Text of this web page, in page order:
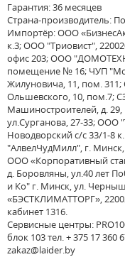
Гарантия: 36 месяцев
Страна-производитель:
Импортёр: ООО
к.3; ООО "Триовист",
офис 203; ООО
помещение № 16; ЧУП
Жилуновича, 11, пом.
Ольшевского, 10, пом.7;
Машиностроителей, д.
ул.Сурганова, 27-33; ООО
Новодворский с/с 33/1-8
"АлвелЧудМилл", г.
ООО «Корпоративный
д. Боровляны, ул.40 лет
и Ко" г. Минск, ул.
«БЭСТКЛИМАТТОРГ»,
кабинет 1316.
Сервисные центры:
блок 103 тел. + 375 17 360
zakaz@laider.by